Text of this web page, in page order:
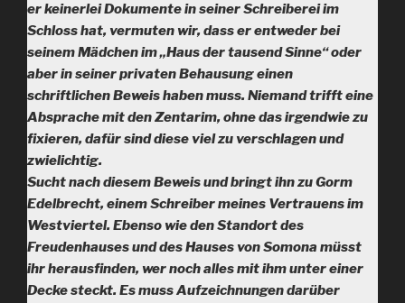
er keinerlei Dokumente in seiner Schreiberei im
Schloss hat, vermuten wir, dass er entweder bei
seinem Mädchen im „Haus der tausend Sinne“ oder
aber in seiner privaten Behausung einen
schriftlichen Beweis haben muss. Niemand trifft eine
Absprache mit den Zentarim, ohne das irgendwie zu
fixieren, dafür sind diese viel zu verschlagen und
zwielichtig.
Sucht nach diesem Beweis und bringt ihn zu Gorm
Edelbrecht, einem Schreiber meines Vertrauens im
Westviertel. Ebenso wie den Standort des
Freudenhauses und des Hauses von Somona müsst
ihr herausfinden, wer noch alles mit ihm unter einer
Decke steckt. Es muss Aufzeichnungen darüber